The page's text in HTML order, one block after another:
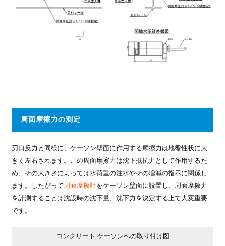
周面摩擦力の測定
刃口反力と同様に、ケーソン壁面に作用する摩擦力は地盤性状に大
きく左右されます。この周面摩擦力は沈下抵抗力として作用するた
め、その大きさによっては水荷重の注水やその増減の指示に関係し
ます。したがって周面摩擦計をケーソン壁面に設置し、周面摩擦力
を計測することは沈設時の沈下量、沈下力を決定する上で大変重要
です。
コンクリート ケーソンへの取り付け図